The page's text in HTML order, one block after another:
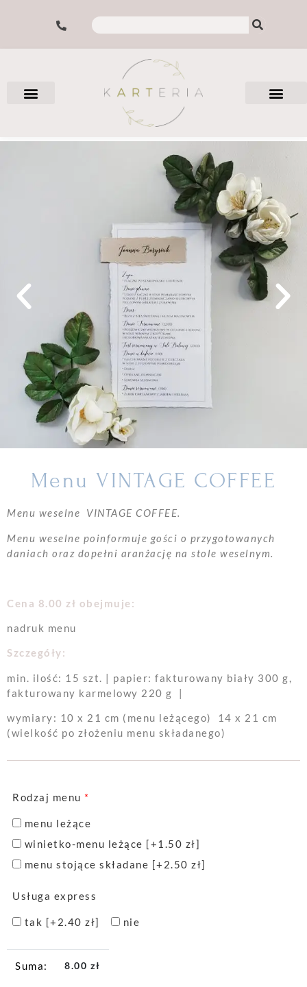
Menu VINTAGE COFFEE
Menu weselne VINTAGE COFFEE.
Menu weselne poinformuje gości o przygotowanych
daniach oraz dopełni aranżację na stole weselnym.
Cena 8.00 zł obejmuje:
nadruk menu
Szczegóły:
min. ilość: 15 szt. | papier: fakturowany biały 300 g,
fakturowany karmelowy 220 g |
wymiary: 10 x 21 cm (menu leżącego) 14 x 21 cm
(wielkość po złożeniu menu składanego)
Rodzaj menu *
menu leżące
winietko-menu leżące [+1.50 zł]
menu stojące składane [+2.50 zł]
Usługa express
tak [+2.40 zł] nie
8.00 zł